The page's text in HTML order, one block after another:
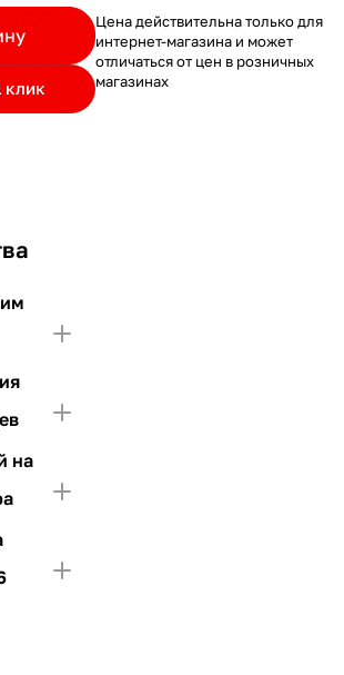
клик
на
(в случае необходимости)
ниже стоимости товара, недостающую
Первым взносом
средств для внесения первой части платежа
(в случае необходимости)
Цена действительна только для
интернет-магазина и может
отличаться от цен в розничных
магазинах